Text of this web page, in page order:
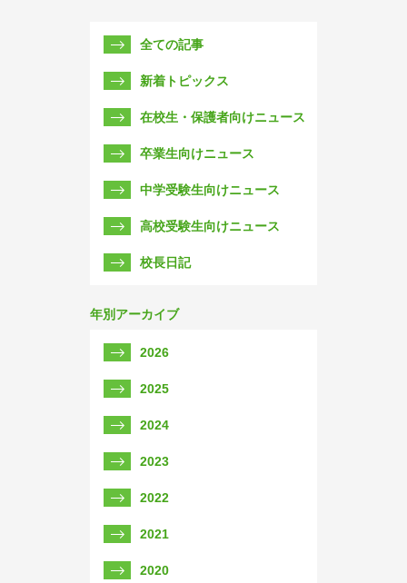
全ての記事
新着トピックス
在校生・保護者向けニュース
卒業生向けニュース
中学受験生向けニュース
高校受験生向けニュース
校長日記
年別アーカイブ
2026
2025
2024
2023
2022
2021
2020